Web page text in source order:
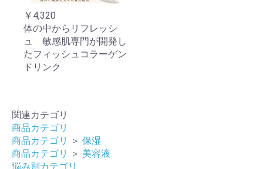
￥4,320
体の中からリフレッシ
ュ 敏感肌専門が開発し
たフィッシュコラーゲン
ドリンク
関連カテゴリ
商品カテゴリ
商品カテゴリ
＞ 保湿
商品カテゴリ
＞ 美容液
悩み別カテゴリ